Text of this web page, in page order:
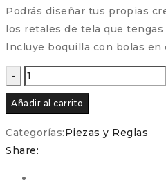
Podrás diseñar tus propias
los retales de tela que tengas
Incluye boquilla con bolas en
Patrón
de
Monedero
para
Patchwork
Añadir al carrito
Categorías:Piezas y Reglas
Share: